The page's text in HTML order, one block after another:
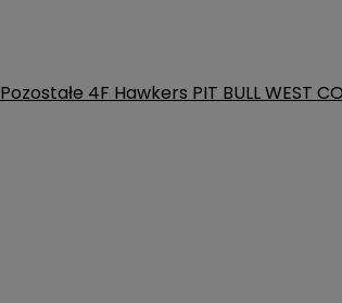
Pozostałe 4F Hawkers PIT BULL WEST